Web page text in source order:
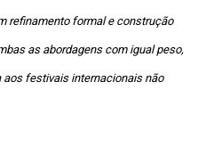
refinamento formal e construção
as abordagens com igual peso,
aos festivais internacionais não